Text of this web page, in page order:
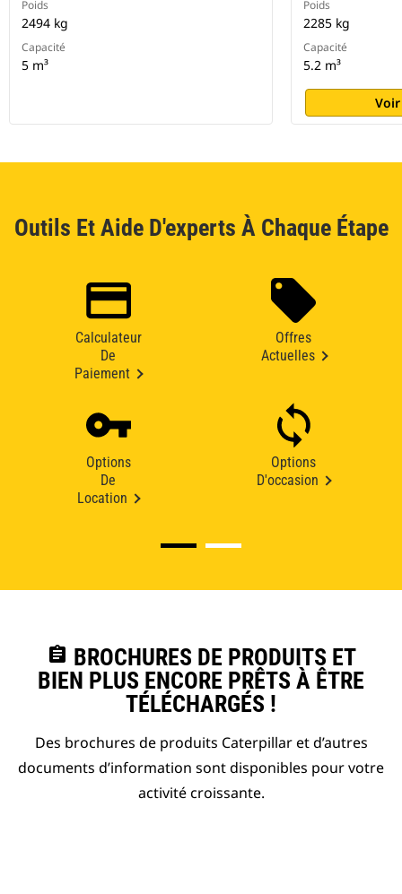
Poids
2494 kg
Capacité
5 m³
Poids
2285 kg
Capacité
5.2 m³
Outils Et Aide D'experts À Chaque Étape
Calculateur
De
Paiement
Offres
Actuelles
Options
De
Location
Options
D'occasion
assignment BROCHURES DE PRODUITS ET
BIEN PLUS ENCORE PRÊTS À ÊTRE
TÉLÉCHARGÉS !
Des brochures de produits Caterpillar et d’autres
documents d’information sont disponibles pour votre
activité croissante.